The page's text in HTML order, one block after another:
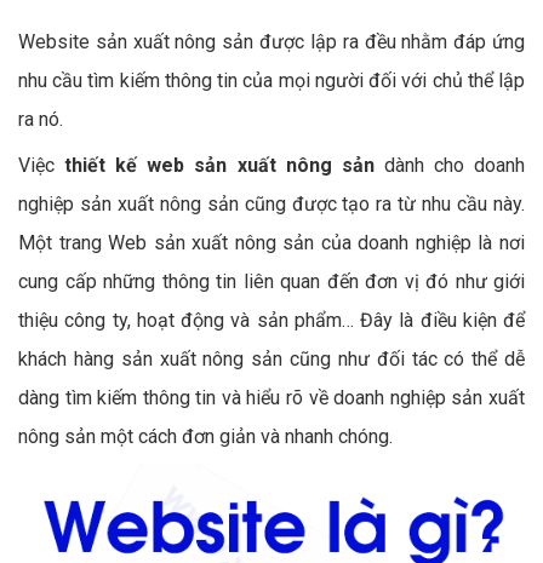
Website sản xuất nông sản được lập ra đều nhằm đáp ứng
nhu cầu tìm kiếm thông tin của mọi người đối với chủ thể lập
ra nó.
Việcthiết kế web sản xuất nông sảndành cho doanh
nghiệp sản xuất nông sản cũng được tạo ra từ nhu cầu này.
Một trang Web sản xuất nông sản của doanh nghiệp là nơi
cung cấp những thông tin liên quan đến đơn vị đó như giới
thiệu công ty, hoạt động và sản phẩm… Đây là điều kiện để
khách hàng sản xuất nông sản cũng như đối tác có thể dễ
dàng tìm kiếm thông tin và hiểu rõ về doanh nghiệp sản xuất
nông sản một cách đơn giản và nhanh chóng.